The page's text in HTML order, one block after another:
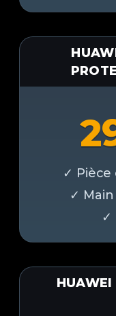
HUAWEI